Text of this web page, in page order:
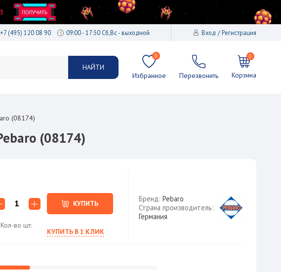
+7 (495) 120 08 90 09:00 - 17:30 Сб,Вс - выходной Вход Регистрация
НАЙТИ
Избранное
0
Перезвонить Корзина
0
(08174)
(08174)
1
Кол-во шт.
КУПИТЬ
КУПИТЬ В 1 КЛИК
Бренд:Pebaro
Страна производитель:
Германия